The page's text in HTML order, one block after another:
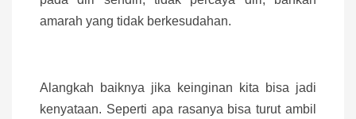
amarah yang tidak berkesudahan.
Alangkah baiknya jika keinginan kita bisa jadi
kenyataan. Seperti apa rasanya bisa turut ambil